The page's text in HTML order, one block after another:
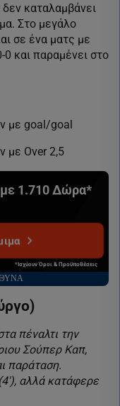
καταλαμβάνει
Στο μεγάλο
σε ένα ματς με
και παραμένει στο
με goal/goal
με Οver 2,5
1.710 Δώρα*
*Ισχύουν Όροι & Προϋποθέσεις
πέναλτι την
Σούπερ Καπ,
παράταση.
αλλά κατάφερε